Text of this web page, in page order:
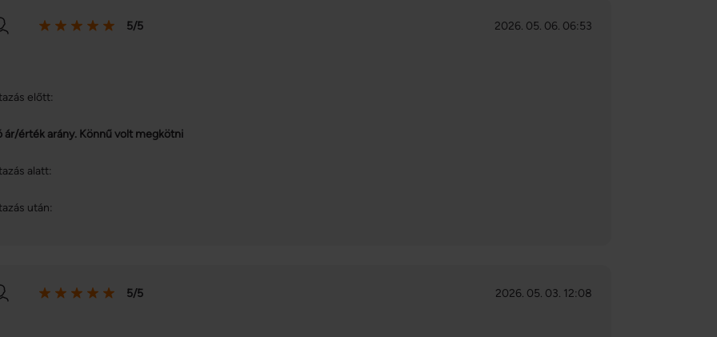
5/5 2026. 05. 06. 06:53
előtt:
ár/érték arány. Könnű volt megkötni
alatt:
után:
5/5 2026. 05. 03. 12:08